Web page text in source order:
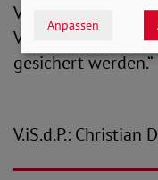
V-Regelung
Vereinbarkeit von
gesichert werden.“
V.iS.d.P.: Christian
Anpassen